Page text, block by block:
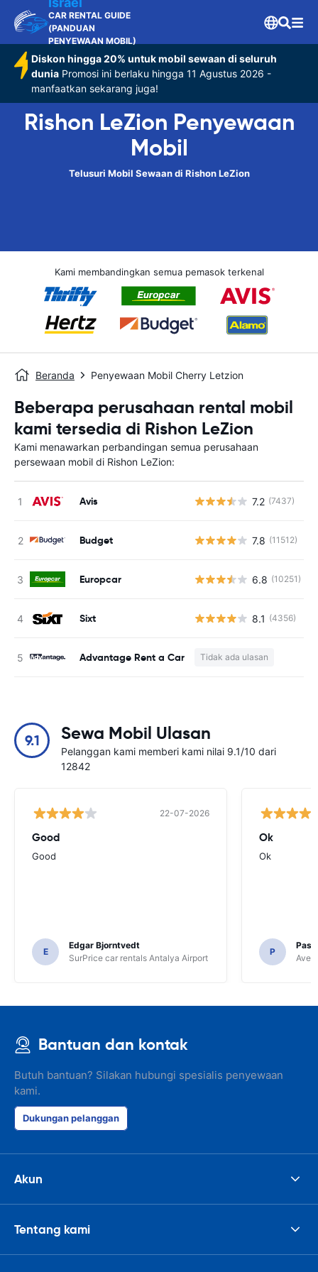
CAR RENTAL GUIDE
(PANDUAN
PENYEWAAN MOBIL)
Diskon hingga 20% untuk mobil sewaan di seluruh
dunia Promosi ini berlaku hingga 11 Agustus 2026 -
manfaatkan sekarang juga!
Rishon LeZion Penyewaan
Mobil
Telusuri Mobil Sewaan di Rishon LeZion
Kami membandingkan semua pemasok terkenal
Beranda Penyewaan Mobil Cherry Letzion
Beberapa perusahaan rental mobil
kami tersedia di Rishon LeZion
Kami menawarkan perbandingan semua perusahaan
persewaan mobil di Rishon LeZion:
Avis 7.2 (7437)
Budget 7.8 (11512)
Europcar 6.8 (10251)
Sixt 8.1 (4356)
Advantage Rent a Car Tidak ada ulasan
9.1 Sewa Mobil Ulasan
Pelanggan kami memberi kami nilai 9.1/10 dari
12842
22-07-2026
Good
Good
E
Edgar Bjorntvedt
SurPrice car rentals Antalya Airport
Ok
Ok
P
Avec
Bantuan dan kontak
Butuh bantuan? Silakan hubungi spesialis penyewaan
kami.
Dukungan pelanggan
Akun
Tentang kami